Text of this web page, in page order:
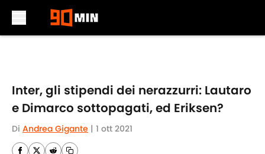
Inter, gli stipendi dei nerazzurri: Lautaro
e Dimarco sottopagati, ed Eriksen?
Di Andrea Gigante | 1 ott 2021